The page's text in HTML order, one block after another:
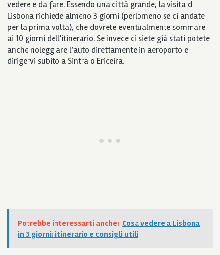
vedere e da fare. Essendo una città grande, la visita di
Lisbona richiede almeno 3 giorni (perlomeno se ci andate
per la prima volta), che dovrete eventualmente sommare
ai 10 giorni dell’itinerario. Se invece ci siete già stati potete
anche noleggiare l’auto direttamente in aeroporto e
dirigervi subito a Sintra o Ericeira.
Potrebbe interessarti anche: Cosa vedere a Lisbona
in 3 giorni: itinerario e consigli utili